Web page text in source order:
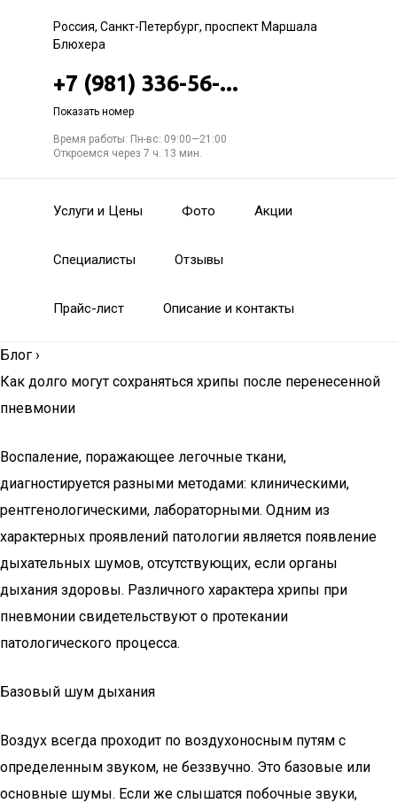
Россия, Санкт-Петербург, проспект Маршала
Блюхера
+7 (981) 336-56-...
Показать номер
Время работы: Пн-вс: 09:00—21:00
Откроемся через 7 ч. 13 мин.
Услуги и Цены Фото Акции
Специалисты Отзывы
Прайс-лист Описание и контакты
Блог ›
Как долго могут сохраняться хрипы после перенесенной
пневмонии
Воспаление, поражающее легочные ткани,
диагностируется разными методами: клиническими,
рентгенологическими, лабораторными. Одним из
характерных проявлений патологии является появление
дыхательных шумов, отсутствующих, если органы
дыхания здоровы. Различного характера хрипы при
пневмонии свидетельствуют о протекании
патологического процесса.
Базовый шум дыхания
Воздух всегда проходит по воздухоносным путям с
определенным звуком, не беззвучно. Это базовые или
основные шумы. Если же слышатся побочные звуки,